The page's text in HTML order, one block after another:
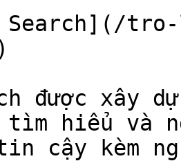
Search](/
được xây
hiểu và
cậy kèm